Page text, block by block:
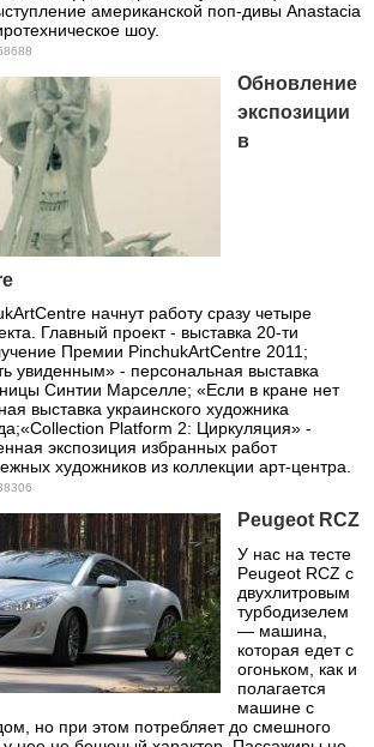
американской поп-дивы Anastacia
шоу.
Обновление
экспозиции
в
начнут работу сразу четыре
Главный проект - выставка 20-ти
Премии PinchukArtCentre 2011;
увиденным» - персональная выставка
Синтии Марселле; «Если в кране нет
выставка украинского художника
Platform 2: Циркуляция» -
экспозиция избранных работ
художников из коллекции арт-центра.
Peugeot RCZ
У нас на тесте
Peugeot RCZ с
двухлитровым
турбодизелем
— машина,
которая едет с
огоньком, как и
полагается
машине с
но при этом потребляет до смешного